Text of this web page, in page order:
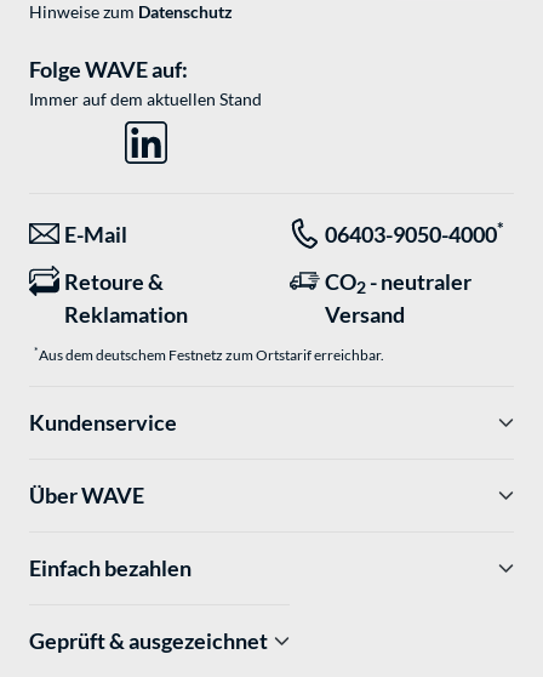
Hinweise zum Datenschutz
Folge WAVE auf:
Immer auf dem aktuellen Stand
E-Mail 06403-9050-4000*
Retoure &
Reklamation
CO2 - neutraler
Versand
*Aus dem deutschem Festnetz zum Ortstarif erreichbar.
Kundenservice
Über WAVE
Einfach bezahlen
Geprüft & ausgezeichnet